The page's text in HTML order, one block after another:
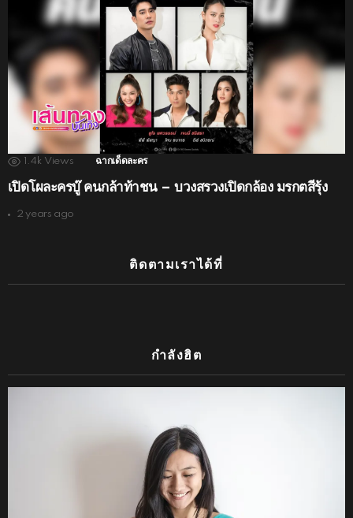
1.4k Views ฉากเด็ดละคร
เปิดโผละครบู๊ คนกล้าท้าชน – บวงสรวงเปิดกล้อง มรกตสีรุ้ง
2 years ago
ติดตามเราได้ที่
กำลังฮิต